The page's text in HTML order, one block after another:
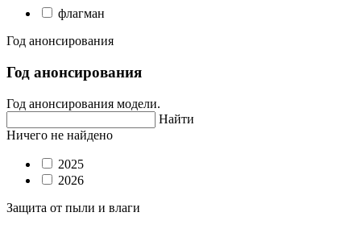
флагман
Год анонсирования
Год анонсирования
Год анонсирования модели.
Найти
Ничего не найдено
2025
2026
Защита от пыли и влаги